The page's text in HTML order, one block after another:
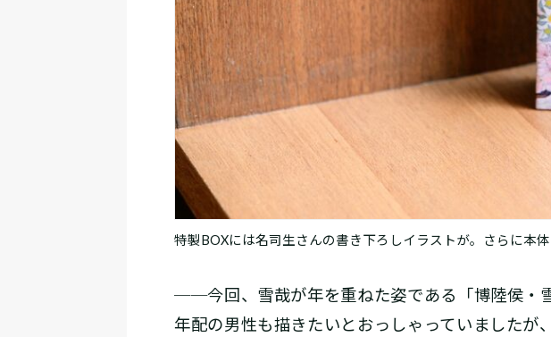
特製BOXには名司生さんの書き下ろしイラストが。さらに本
──今回、雪哉が年を重ねた姿である「博陸侯・
年配の男性も描きたいとおっしゃっていましたが